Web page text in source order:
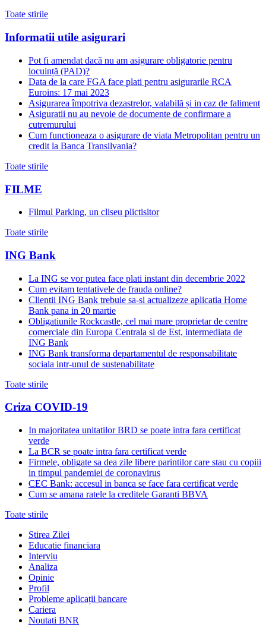
Toate stirile
Informatii utile asigurari
Pot fi amendat dacă nu am asigurare obligatorie pentru
locuință (PAD)?
Data de la care FGA face plati pentru asigurarile RCA
Euroins: 17 mai 2023
Asigurarea împotriva dezastrelor, valabilă și in caz de faliment
Asiguratii nu au nevoie de documente de confirmare a
cutremurului
Cum functioneaza o asigurare de viata Metropolitan pentru un
credit la Banca Transilvania?
Toate stirile
FILME
Filmul Parking, un cliseu plictisitor
Toate stirile
ING Bank
La ING se vor putea face plati instant din decembrie 2022
Cum evitam tentativele de frauda online?
Clientii ING Bank trebuie sa-si actualizeze aplicatia Home
Bank pana in 20 martie
Obligatiunile Rockcastle, cel mai mare proprietar de centre
comerciale din Europa Centrala si de Est, intermediata de
ING Bank
ING Bank transforma departamentul de responsabilitate
sociala intr-unul de sustenabilitate
Toate stirile
Criza COVID-19
In majoritatea unitatilor BRD se poate intra fara certificat
verde
La BCR se poate intra fara certificat verde
Firmele, obligate sa dea zile libere parintilor care stau cu copiii
in timpul pandemiei de coronavirus
CEC Bank: accesul in banca se face fara certificat verde
Cum se amana ratele la creditele Garanti BBVA
Toate stirile
Stirea Zilei
Educatie financiara
Interviu
Analiza
Opinie
Profil
Probleme aplicații bancare
Cariera
Noutati BNR